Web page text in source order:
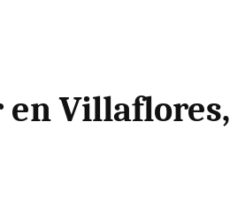
Villaflores,